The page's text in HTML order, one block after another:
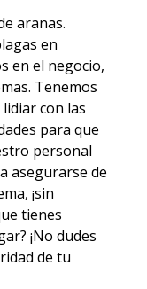
aranas.
en
en el negocio,
Tenemos
con las
para que
personal
asegurarse de
¡sin
tienes
¡No dudes
de tu